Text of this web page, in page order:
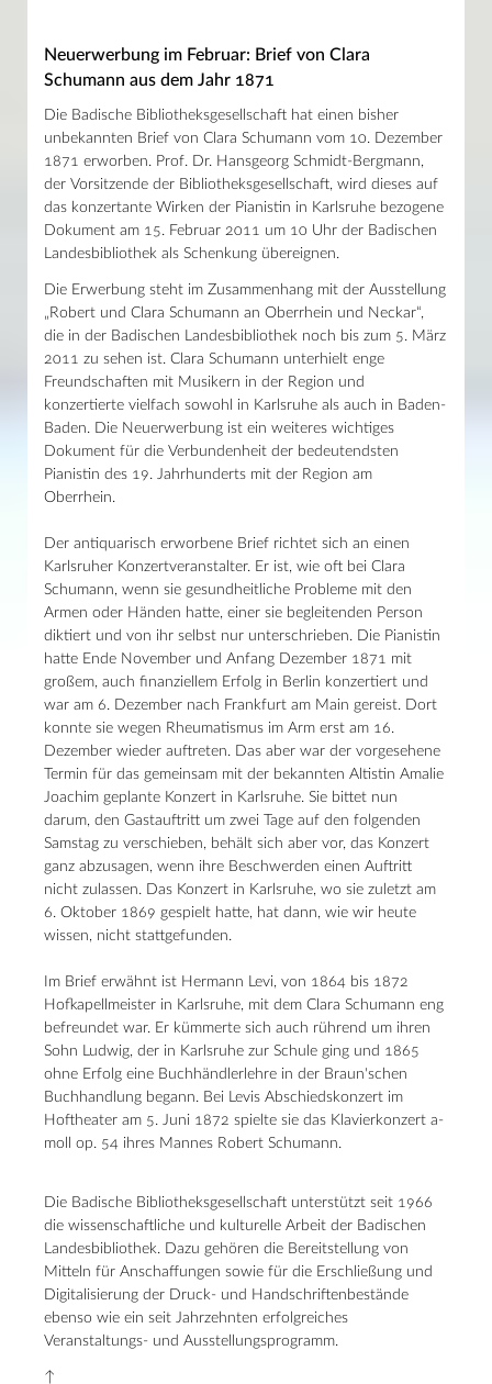
Neuerwerbung im Februar: Brief von Clara
Schumann aus dem Jahr 1871
Die Badische Bibliotheksgesellschaft hat einen bisher
unbekannten Brief von Clara Schumann vom 10. Dezember
1871 erworben. Prof. Dr. Hansgeorg Schmidt-Bergmann,
der Vorsitzende der Bibliotheksgesellschaft, wird dieses auf
das konzertante Wirken der Pianistin in Karlsruhe bezogene
Dokument am 15. Februar 2011 um 10 Uhr der Badischen
Landesbibliothek als Schenkung übereignen.
Die Erwerbung steht im Zusammenhang mit der Ausstellung
„Robert und Clara Schumann an Oberrhein und Neckar“,
die in der Badischen Landesbibliothek noch bis zum 5. März
2011 zu sehen ist. Clara Schumann unterhielt enge
Freundschaften mit Musikern in der Region und
konzertierte vielfach sowohl in Karlsruhe als auch in Baden-
Baden. Die Neuerwerbung ist ein weiteres wichtiges
Dokument für die Verbundenheit der bedeutendsten
Pianistin des 19. Jahrhunderts mit der Region am
Oberrhein.
Der antiquarisch erworbene Brief richtet sich an einen
Karlsruher Konzertveranstalter. Er ist, wie oft bei Clara
Schumann, wenn sie gesundheitliche Probleme mit den
Armen oder Händen hatte, einer sie begleitenden Person
diktiert und von ihr selbst nur unterschrieben. Die Pianistin
hatte Ende November und Anfang Dezember 1871 mit
großem, auch finanziellem Erfolg in Berlin konzertiert und
war am 6. Dezember nach Frankfurt am Main gereist. Dort
konnte sie wegen Rheumatismus im Arm erst am 16.
Dezember wieder auftreten. Das aber war der vorgesehene
Termin für das gemeinsam mit der bekannten Altistin Amalie
Joachim geplante Konzert in Karlsruhe. Sie bittet nun
darum, den Gastauftritt um zwei Tage auf den folgenden
Samstag zu verschieben, behält sich aber vor, das Konzert
ganz abzusagen, wenn ihre Beschwerden einen Auftritt
nicht zulassen. Das Konzert in Karlsruhe, wo sie zuletzt am
6. Oktober 1869 gespielt hatte, hat dann, wie wir heute
wissen, nicht stattgefunden.
Im Brief erwähnt ist Hermann Levi, von 1864 bis 1872
Hofkapellmeister in Karlsruhe, mit dem Clara Schumann eng
befreundet war. Er kümmerte sich auch rührend um ihren
Sohn Ludwig, der in Karlsruhe zur Schule ging und 1865
ohne Erfolg eine Buchhändlerlehre in der Braun'schen
Buchhandlung begann. Bei Levis Abschiedskonzert im
Hoftheater am 5. Juni 1872 spielte sie das Klavierkonzert a-
moll op. 54 ihres Mannes Robert Schumann.
Die Badische Bibliotheksgesellschaft unterstützt seit 1966
die wissenschaftliche und kulturelle Arbeit der Badischen
Landesbibliothek. Dazu gehören die Bereitstellung von
Mitteln für Anschaffungen sowie für die Erschließung und
Digitalisierung der Druck- und Handschriftenbestände
ebenso wie ein seit Jahrzehnten erfolgreiches
Veranstaltungs- und Ausstellungsprogramm.
↑